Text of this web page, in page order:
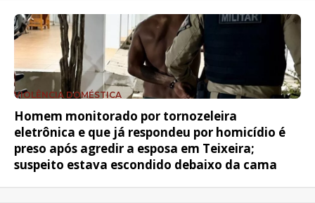
VIOLÊNCIA DOMÉSTICA
Homem monitorado por tornozeleira
eletrônica e que já respondeu por homicídio é
preso após agredir a esposa em Teixeira;
suspeito estava escondido debaixo da cama